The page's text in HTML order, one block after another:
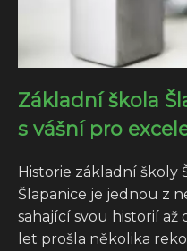
Základní škola
s vášní pro
Historie základní školy
Šlapanice je jednou z
sahající svou historií až
let prošla několika